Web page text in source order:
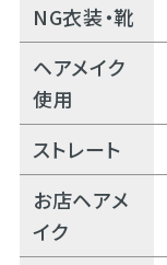
NG衣装・靴
ヘアメイク
使用
ストレート
お店ヘアメ
イク